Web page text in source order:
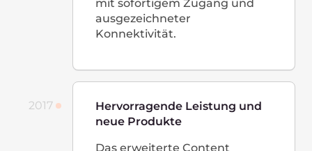
Globale Leistungs­
verbesserung und
Peering
Im Jahr 2021 sind wir bereits
auf über 100 Traffic Exchange
Points weltweit vertreten und